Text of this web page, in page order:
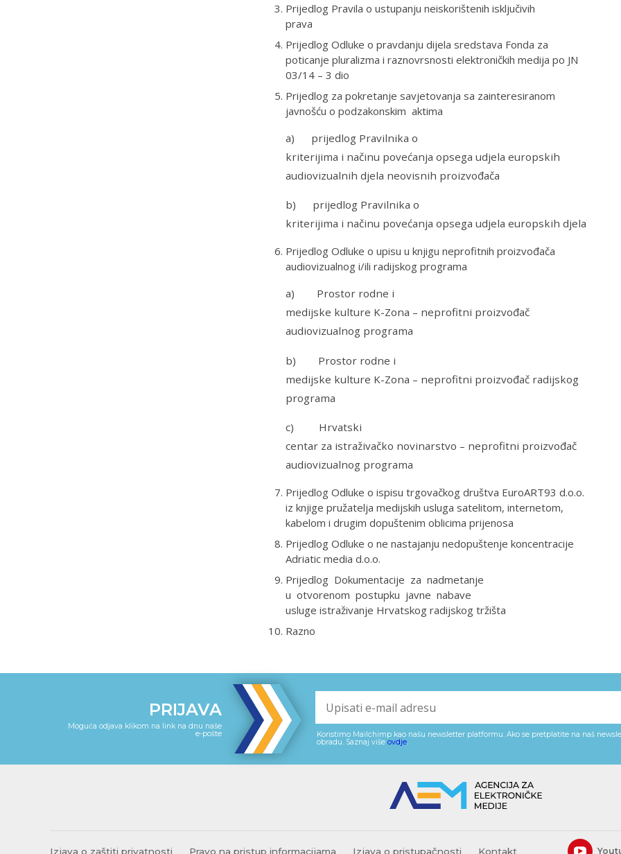
Prijedlog Pravila o ustupanju neiskorištenih isključivih
prava
Prijedlog Odluke o pravdanju dijela sredstava Fonda za
poticanje pluralizma i raznovrsnosti elektroničkih medija po JN
03/14 – 3 dio
Prijedlog za pokretanje savjetovanja sa zainteresiranom
javnošću o podzakonskim aktima
a) prijedlog Pravilnika o
kriterijima i načinu povećanja opsega udjela europskih
audiovizualnih djela neovisnih proizvođača
b) prijedlog Pravilnika o
kriterijima i načinu povećanja opsega udjela europskih djela
Prijedlog Odluke o upisu u knjigu neprofitnih proizvođača
audiovizualnog i/ili radijskog programa
a) Prostor rodne i
medijske kulture K-Zona – neprofitni proizvođač
audiovizualnog programa
b) Prostor rodne i
medijske kulture K-Zona – neprofitni proizvođač radijskog
programa
c) Hrvatski
centar za istraživačko novinarstvo – neprofitni proizvođač
audiovizualnog programa
Prijedlog Odluke o ispisu trgovačkog društva EuroART93 d.o.o.
iz knjige pružatelja medijskih usluga satelitom, internetom,
kabelom i drugim dopuštenim oblicima prijenosa
Prijedlog Odluke o ne nastajanju nedopuštenje koncentracije
Adriatic media d.o.o.
Prijedlog Dokumentacije za nadmetanje
u otvorenom postupku javne nabave
usluge istraživanje Hrvatskog radijskog tržišta
Razno
PRIJAVA
Moguća odjava klikom na link na dnu naše
e-pošte
Koristimo Mailchimp kao našu newsletter platformu. Ako se pretplatite na naš
obradu. Saznaj više ovdje.
Izjava o zaštiti privatnosti Pravo na pristup informacijama Izjava o pristupačnosti Kontakt